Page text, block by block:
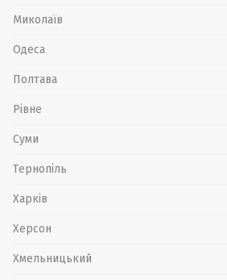
Миколаїв
Одеса
Полтава
Рівне
Суми
Тернопіль
Харків
Херсон
Хмельницький